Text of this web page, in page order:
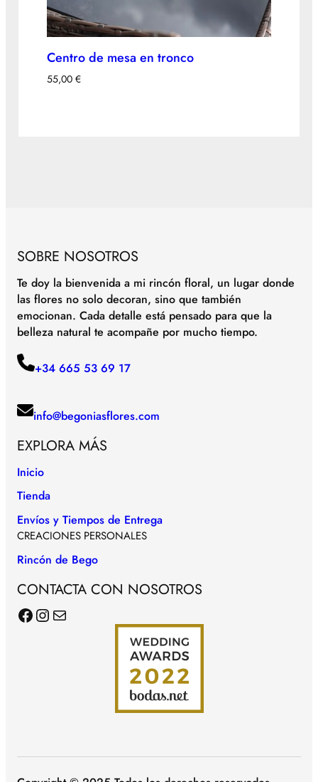
Centro de mesa en tronco
55,00 €
SOBRE NOSOTROS
Te doy la bienvenida a mi rincón floral, un lugar donde
las flores no solo decoran, sino que también
emocionan. Cada detalle está pensado para que la
belleza natural te acompañe por mucho tiempo.
+34 665 53 69 17
info@begoniasflores.com
EXPLORA MÁS
Inicio
Tienda
Envíos y Tiempos de Entrega
CREACIONES PERSONALES
Rincón de Bego
CONTACTA CON NOSOTROS
Facebook Instagram Correo electrónico